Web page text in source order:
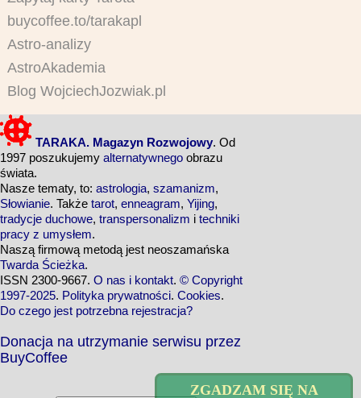
ZGADZAM SIĘ NA
buycoffee.to/tarakapl
Astro-analizy
AstroAkademia
Blog WojciechJozwiak.pl
TARAKA. Magazyn Rozwojowy. Od
1997 poszukujemy alternatywnego obrazu
świata.
Nasze tematy, to: astrologia, szamanizm,
Słowianie. Także tarot, enneagram, Yijing,
tradycje duchowe, transpersonalizm i techniki
pracy z umysłem.
Naszą firmową metodą jest neoszamańska
Twarda Ścieżka.
ISSN 2300-9667. O nas i kontakt. © Copyright
1997-2025. Polityka prywatności. Cookies.
Do czego jest potrzebna rejestracja?
Donacja na utrzymanie serwisu przez
BuyCoffee